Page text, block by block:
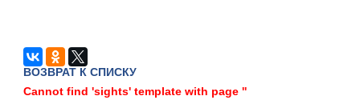
ВОЗВРАТ К СПИСКУ
Cannot find 'sights' template with page ''